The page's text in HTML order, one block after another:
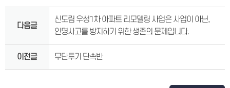
다음글
신도림 우성1차 아파트 리모델링 사업은 사업이 아닌,
인명사고를 방지하기 위한 생존의 문제입니다.
이전글 무단투기 단속반